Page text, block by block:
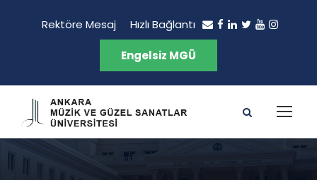
Rektöre Mesaj Hızlı Bağlantı
Engelsiz MGÜ